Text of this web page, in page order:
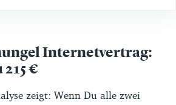
Internetvertrag:
€
zeigt: Wenn Du alle zwei